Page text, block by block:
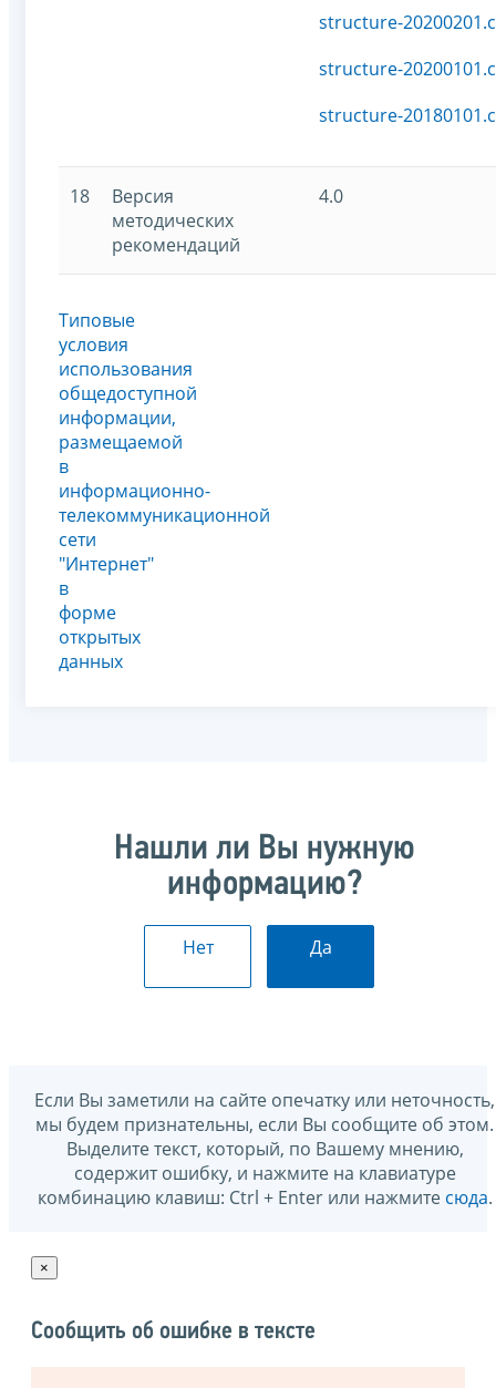
structure-
structure-
structure-
18
Версия
методических
рекомендаций
4.0
Типовые
условия
использования
общедоступной
информации,
размещаемой
в
информационно-
телекоммуникационной
сети
"Интернет"
в
форме
открытых
данных
Нашли ли Вы нужную
информацию?
Нет Да
Если Вы заметили на сайте опечатку или неточность,
мы будем признательны, если Вы сообщите об этом.
Выделите текст, который, по Вашему мнению,
содержит ошибку, и нажмите на клавиатуре
комбинацию клавиш: Ctrl + Enter или нажмите сюда.
×
Сообщить об ошибке в тексте